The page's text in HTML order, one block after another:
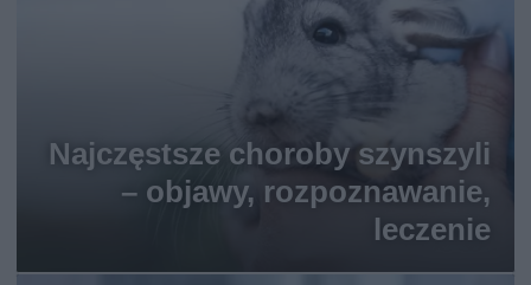
Najczęstsze choroby szynszyli
– objawy, rozpoznawanie,
leczenie